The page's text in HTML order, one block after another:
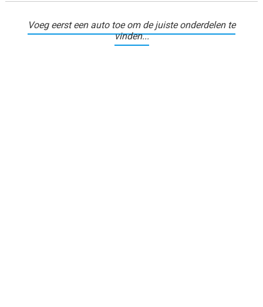
Voeg eerst een auto toe om de juiste onderdelen te
vinden...